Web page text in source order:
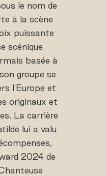
le nom de
à la scène
puissante
scénique
basée à
groupe se
l'Europe et
originaux et
La carrière
lui a valu
2024 de